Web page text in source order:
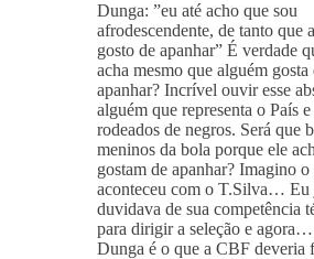
Dunga: ”eu até acho que sou
afrodescendente, de tanto que
gosto de apanhar” É verdade
acha mesmo que alguém gosta
apanhar? Incrível ouvir esse
alguém que representa o País
rodeados de negros. Será que
meninos da bola porque ele
gostam de apanhar? Imagino o
aconteceu com o T.Silva… Eu
duvidava de sua competência
para dirigir a seleção e
Dunga é o que a CBF deveria